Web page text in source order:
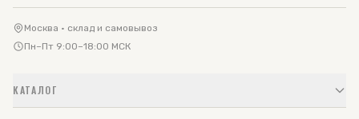
Москва · склад и самовывоз
Пн–Пт 9:00–18:00 МСК
КАТАЛОГ